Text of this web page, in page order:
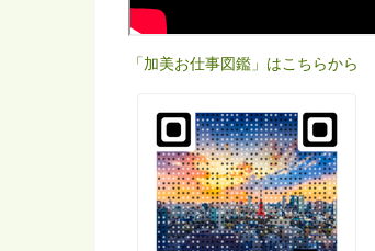
「加美お仕事図鑑」はこちらから